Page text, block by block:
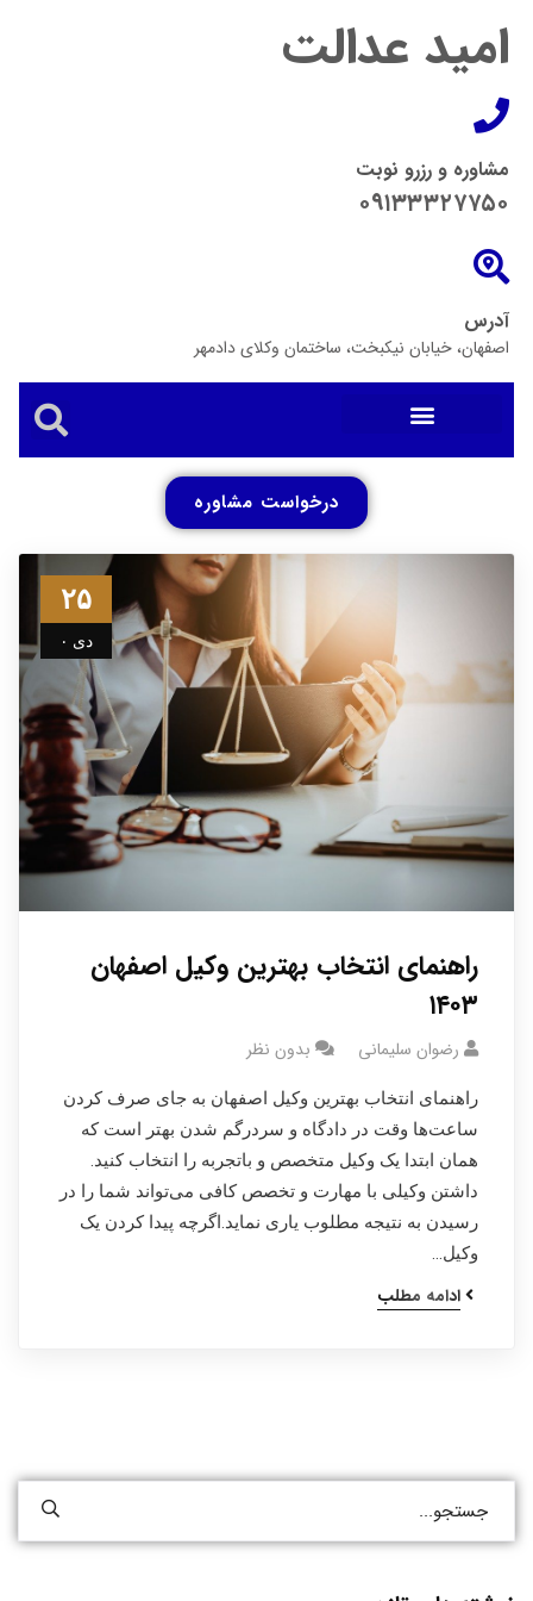
امید عدالت
مشاوره و رزرو نوبت
۰۹۱۳۳۳۲۷۷۵۰
آدرس
اصفهان، خیابان نیکبخت، ساختمان وکلای دادمهر
درخواست مشاوره
۲۵
دی ۰
راهنمای انتخاب بهترین وکیل اصفهان
۱۴۰۳
رضوان سلیمانی بدون نظر
راهنمای انتخاب بهترین وکیل اصفهان به جای صرف کردن
ساعت‌ها وقت در دادگاه و سردرگم شدن بهتر است که
همان ابتدا یک وکیل متخصص و باتجربه را انتخاب کنید.
داشتن وکیلی با مهارت و تخصص کافی می‌تواند شما را در
رسیدن به نتیجه مطلوب یاری نماید.اگرچه پیدا کردن یک
وکیل…
ادامه مطلب